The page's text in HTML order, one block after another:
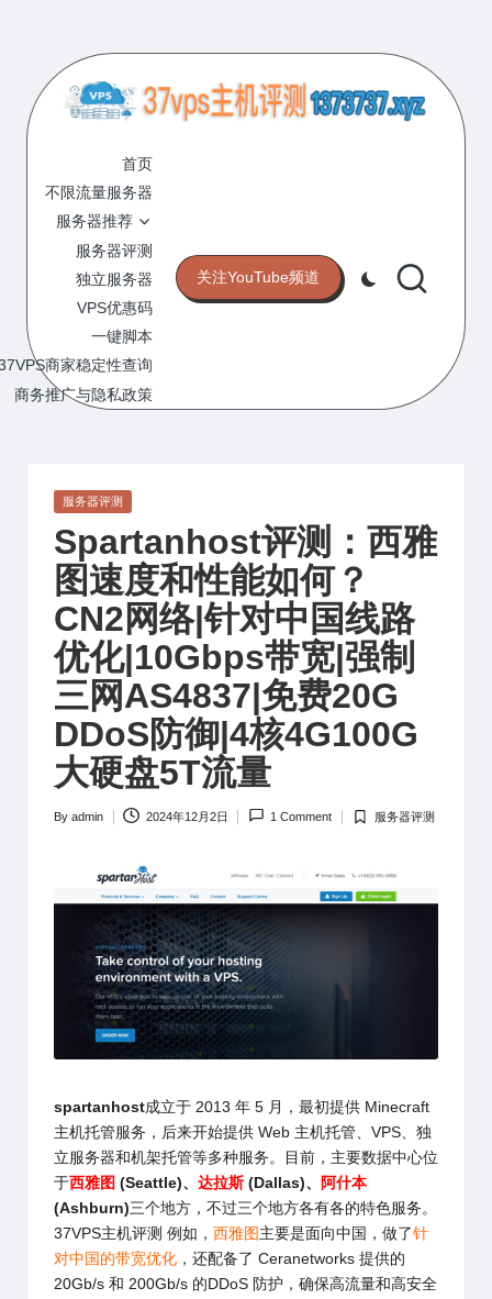
content
7
V
P
S
主
机
评
的
VPS
网
站
首页
不限流量服务器
服务器推荐
服务器评测
独立服务器
VPS优惠码
一键脚本
商家稳定性查询
商务推广与隐私政策
关注YouTube频道
Posted
服务器评测
Spartanhost评测：西雅
图速度和性能如何？
CN2网络|针对中国线路
优化|10Gbps带宽|强制
三网AS4837|免费20G
DDoS防御|4核4G100G
大硬盘5T流量
Posted
By admin 2024年12月2日 1 Comment
Posted
服务器评测
spartanhost成立于 2013 年 5 月，最初提供 Minecraft
主机托管服务，后来开始提供 Web 主机托管、VPS、独
立服务器和机架托管等多种服务。目前，主要数据中心位
于西雅图 (Seattle)、 达拉斯 (Dallas)、
阿什本
(Ashburn)三个地方，不过三个地方各有各的特色服务。
37VPS主机评测 例如， 西雅图 主要是面向中国，做了针
对中国的带宽优化 ，还配备了 Ceranetworks 提供的
20Gb/s 和 200Gb/s 的DDoS 防护，确保高流量和高安全